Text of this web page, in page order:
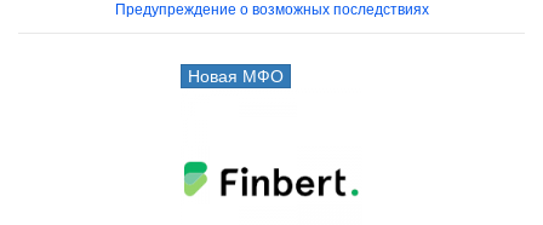
Предупреждение о возможных последствиях
Новая МФО